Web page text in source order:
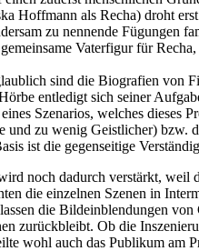
Hoffmann als Recha) droht
zu nennende Fügungen
Vaterfigur für
sind die Biografien von
entledigt sich seiner
Szenarios, welches dieses
zu wenig Geistlicher) bzw.
ist die gegenseitige
noch dadurch verstärkt,
die einzelnen Szenen in
die Bildeinblendungen
zurückbleibt. Ob die
wohl auch das Publikum am